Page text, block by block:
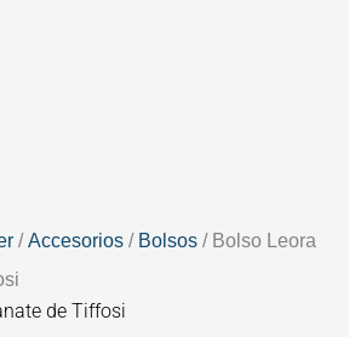
/Accesorios / Bolsos / Bolso Leora
de Tiffosi